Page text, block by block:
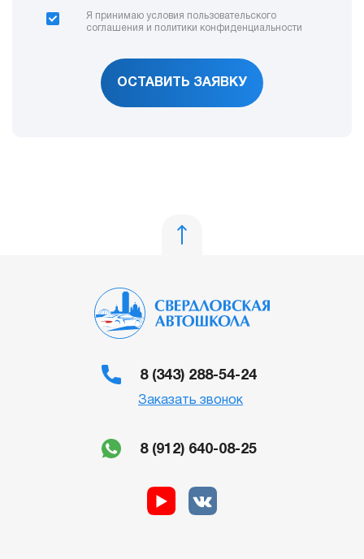
Я принимаю условия пользовательского
соглашения и политики конфиденциальности
ОСТАВИТЬ ЗАЯВКУ
8 (343) 288-54-24
Заказать звонок
8 (912) 640-08-25